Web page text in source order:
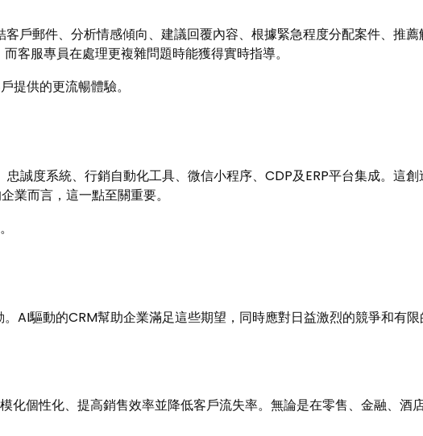
戶郵件、分析情感傾向、建議回覆內容、根據緊急程度分配案件、推薦
客服專員在處理更複雜問題時能獲得實時指導。
提供的更流暢體驗。
誠度系統、行銷自動化工具、微信小程序、CDP及ERP平台集成。這創
而言，這一點至關重要。
AI驅動的CRM幫助企業滿足這些期望，同時應對日益激烈的競爭和有
化個性化、提高銷售效率並降低客戶流失率。無論是在零售、金融、酒